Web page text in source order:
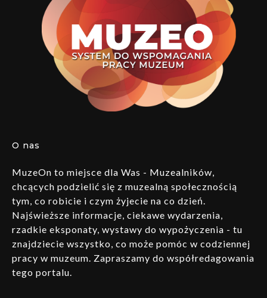
O nas
MuzeOn to miejsce dla Was - Muzealników,
chcących podzielić się z muzealną społecznością
tym, co robicie i czym żyjecie na co dzień.
Najświeższe informacje, ciekawe wydarzenia,
rzadkie eksponaty, wystawy do wypożyczenia - tu
znajdziecie wszystko, co może pomóc w codziennej
pracy w muzeum. Zapraszamy do współredagowania
tego portalu.